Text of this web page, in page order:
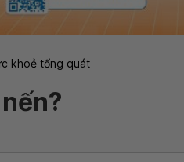
khoẻ tổng quát